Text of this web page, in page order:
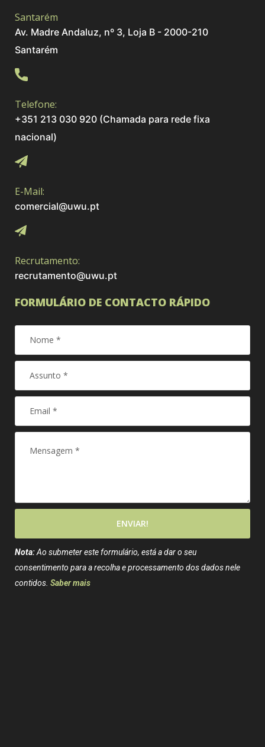
Santarém
Av. Madre Andaluz, nº 3, Loja B - 2000-210
Santarém
Telefone:
+351 213 030 920 (Chamada para rede fixa
nacional)
E-Mail:
comercial@uwu.pt
Recrutamento:
recrutamento@uwu.pt
FORMULÁRIO DE CONTACTO RÁPIDO
ENVIAR!
Nota:Ao submeter este formulário, está a dar o seu
consentimento para a recolha e processamento dos dados nele
contidos. Saber mais